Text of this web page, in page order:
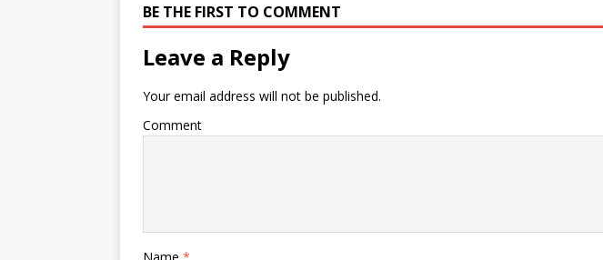
し
い
ン
ド
開
ま
す
ク
し
だ
さ
(
新
い
ウ
す
し
い
ン
ド
開
す
BE THE FIRST TO COMMENT
Leave a Reply
Your email address will not be published.
Comment